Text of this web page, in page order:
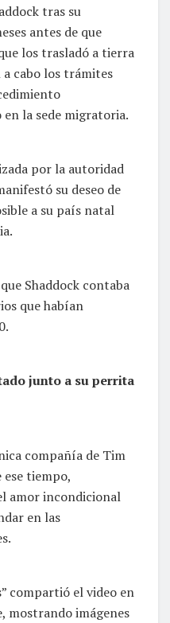
tras su
antes de que
los trasladó a tierra
cabo los trámites
la sede migratoria.
por la autoridad
su deseo de
a su país natal
Shaddock contaba
que habían
junto a su perrita
compañía de Tim
ese tiempo,
amor incondicional
en las
compartió el video en
mostrando imágenes